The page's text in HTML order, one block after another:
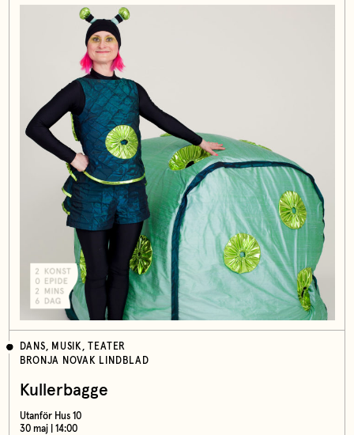
DANS, MUSIK, TEATER
BRONJA NOVAK LINDBLAD
Kullerbagge
Utanför Hus 10
30 maj | 14:00